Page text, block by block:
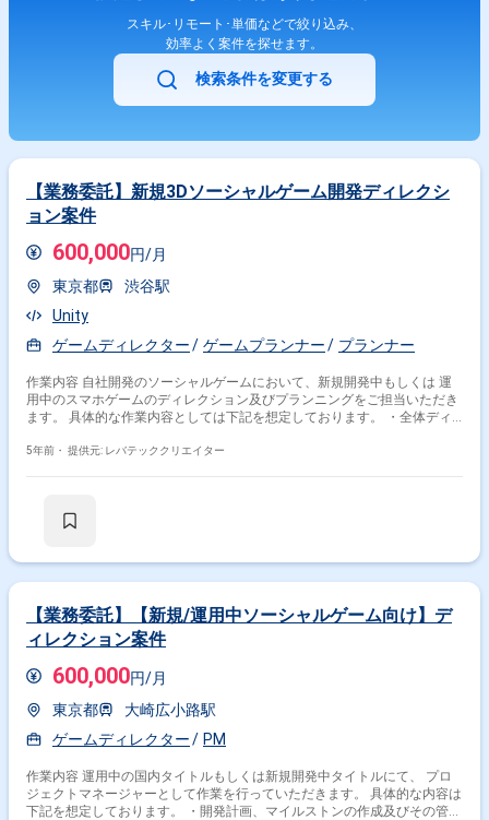
スキル･リモート･単価などで絞り込み、
効率よく案件を探せます。
検索条件を変更する
【業務委託】新規3Dソーシャルゲーム開発ディレクシ
ョン案件
600,000円/月
東京都
渋谷駅
Unity
ゲームディレクター
ゲームプランナー プランナー
作業内容 自社開発のソーシャルゲームにおいて、新規開発中もしくは 運
用中のスマホゲームのディレクション及びプランニングをご担当いただき
ます。 具体的な作業内容としては下記を想定しております。 ・全体ディ
5年前・ 提供元: レバテッククリエイター
【業務委託】【新規/運用中ソーシャルゲーム向け】デ
ィレクション案件
600,000円/月
東京都
大崎広小路駅
ゲームディレクター
PM
作業内容 運用中の国内タイトルもしくは新規開発中タイトルにて、 プロ
ジェクトマネージャーとして作業を行っていただきます。 具体的な内容は
下記を想定しております。 ・開発計画、マイルストンの作成及びその管理